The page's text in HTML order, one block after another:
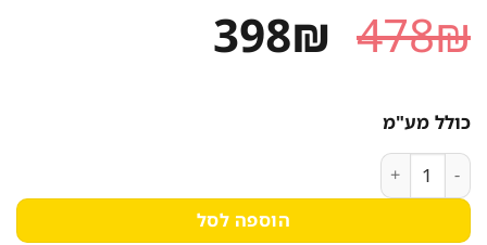
478₪ המחיר
398₪ המחיר
כולל מע"מ
כמות של שולחן עבודה יציב ועמיד HARPER עם פלטת MDF וציפוי PVC, אורך 100 ס"מ - מבית HOMAX
הוספה לסל